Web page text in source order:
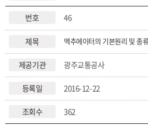
46
엑추에이터의 기본원리 및 종
광주교통공사
2016-12-22
362